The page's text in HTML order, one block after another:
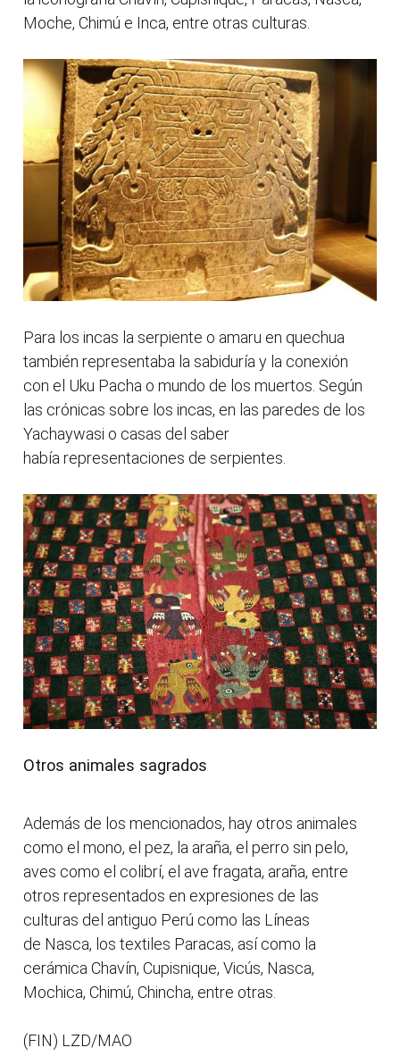
Moche, Chimú e Inca, entre otras culturas.
Para los incas la serpiente o amaru en quechua
también representaba la sabiduría y la conexión
con el Uku Pacha o mundo de los muertos. Según
las crónicas sobre los incas, en las paredes de los
Yachaywasi o casas del saber
había representaciones de serpientes.
Otros animales sagrados
Además de los mencionados, hay otros animales
como el mono, el pez, la araña, el perro sin pelo,
aves como el colibrí, el ave fragata, araña, entre
otros representados en expresiones de las
culturas del antiguo Perú como las Líneas
de Nasca, los textiles Paracas, así como la
cerámica Chavín, Cupisnique, Vicús, Nasca,
Mochica, Chimú, Chincha, entre otras.
(FIN) LZD/MAO